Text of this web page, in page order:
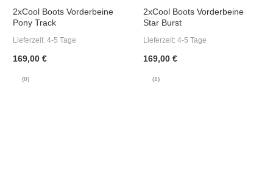
2xCool Boots Vorderbeine
Pony Track
Lieferzeit: 4-5 Tage
169,00 €
(0)
2xCool Boots Vorderbeine
Star Burst
Lieferzeit: 4-5 Tage
169,00 €
(1)